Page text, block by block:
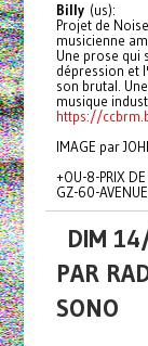
Billy(us):
Projet de
musicienne
Une prose qui
dépression et
son brutal.
musique
https://
IMAGE par
+OU-8-PRIX
GZ-60-
DIM
PAR
SONO